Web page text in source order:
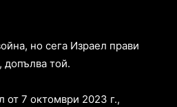
но сега Израел прави
допълва той.
от 7 октомври 2023 г.,